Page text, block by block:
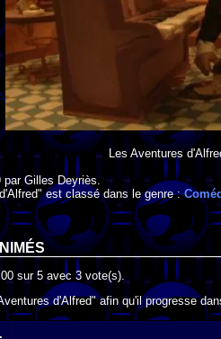
Les Aventures
parGilles Deyriès.
est classé dans le genre :
sur 5 avec 3 vote(s).
d'Alfred" afin qu'il progresse